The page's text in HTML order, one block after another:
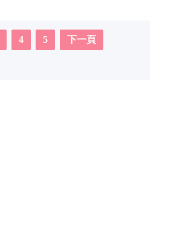
4 5
下一頁